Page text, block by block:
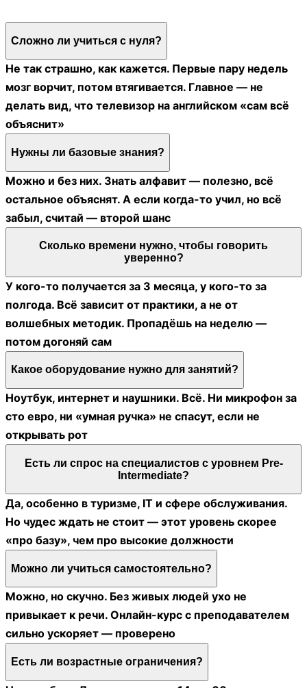
Сложно ли учиться с нуля?
Не так страшно, как кажется. Первые пару недель
мозг ворчит, потом втягивается. Главное — не
делать вид, что телевизор на английском «сам всё
объяснит»
Нужны ли базовые знания?
Можно и без них. Знать алфавит — полезно, всё
остальное объяснят. А если когда-то учил, но всё
забыл, считай — второй шанс
Сколько времени нужно, чтобы говорить
уверенно?
У кого-то получается за 3 месяца, у кого-то за
полгода. Всё зависит от практики, а не от
волшебных методик. Пропадёшь на неделю —
потом догоняй сам
Какое оборудование нужно для занятий?
Ноутбук, интернет и наушники. Всё. Ни микрофон за
сто евро, ни «умная ручка» не спасут, если не
открывать рот
Есть ли спрос на специалистов с уровнем Pre-
Intermediate?
Да, особенно в туризме, IT и сфере обслуживания.
Но чудес ждать не стоит — этот уровень скорее
«про базу», чем про высокие должности
Можно ли учиться самостоятельно?
Можно, но скучно. Без живых людей ухо не
привыкает к речи. Онлайн-курс с преподавателем
сильно ускоряет — проверено
Есть ли возрастные ограничения?